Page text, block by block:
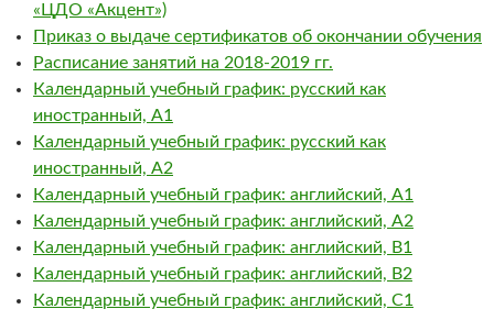
«ЦДО «Акцент»)
Приказ о выдаче сертификатов об окончании обучения
Расписание занятий на 2018-2019 гг.
Календарный учебный график: русский как
иностранный, А1
Календарный учебный график: русский как
иностранный, А2
Календарный учебный график: английский, А1
Календарный учебный график: английский, А2
Календарный учебный график: английский, В1
Календарный учебный график: английский, В2
Календарный учебный график: английский, С1